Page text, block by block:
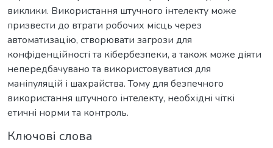
виклики. Використання штучного інтелекту може
призвести до втрати робочих місць через
автоматизацію, створювати загрози для
конфіденційності та кібербезпеки, а також може діяти
непередбачувано та використовуватися для
маніпуляцій і шахрайства. Тому для безпечного
використання штучного інтелекту, необхідні чіткі
етичні норми та контроль.
Ключові слова